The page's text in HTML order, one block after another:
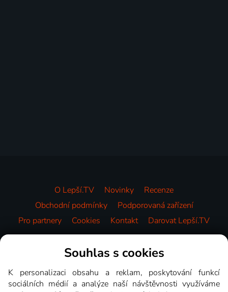
O Lepší.TV Novinky
Recenze
Obchodní podmínky
Podporovaná zařízení
Pro partnery
Cookies Kontakt Darovat Lepší.TV
Videotéka
Souhlas s cookies
K personalizaci obsahu a reklam, poskytování funkcí
sociálních médií a analýze naší návštěvnosti využíváme